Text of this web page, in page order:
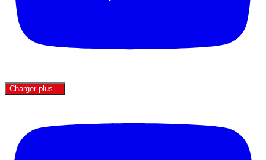
Charger plus…